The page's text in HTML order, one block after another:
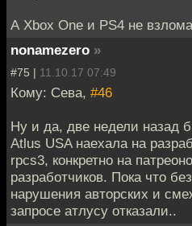
А Xbox One и PS4 не
nonamezero »
#75 | 11.10.17 07:49
Кому: Сева, #46
Ну и да, две недели назад
Atlus USA наехала на
rpcs3, конкретно на
разработчиков. Пока что
нарушения авторских и
запросе атлусу отказали..